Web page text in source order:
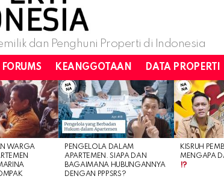
dan Penghuni Properti di Indonesia
FORUMS KEANGGOTAAN DATA PROPERTI
WARGA
PENGELOLA DALAM
APARTEMEN. SIAPA DAN
BAGAIMANA HUBUNGANNYA
DENGAN PPPSRS?
KISRUH
MENGAPA